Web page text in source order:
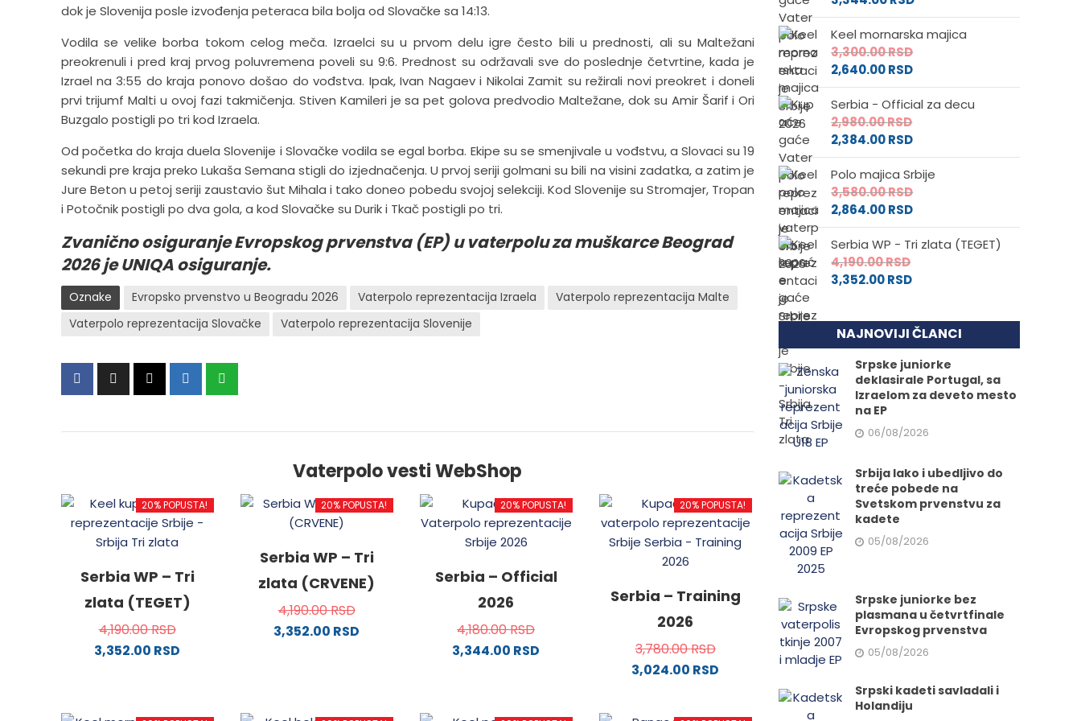
dok je Slovenija posle izvođenja peteraca bila bolja od Slovačke sa 14:13.
Vodila se velike borba tokom celog meča. Izraelci su u prvom delu igre često bili u prednosti, ali su Maltežani
preokrenuli i pred kraj prvog poluvremena poveli su 9:6. Prednost su održavali sve do poslednje četvrtine, kada je
Izrael na 3:55 do kraja ponovo došao do vođstva. Ipak, Ivan Nagaev i Nikolai Zamit su režirali novi preokret i doneli
prvi trijumf Malti u ovoj fazi takmičenja. Stiven Kamileri je sa pet golova predvodio Maltežane, dok su Amir Šarif i Ori
Buzgalo postigli po tri kod Izraela.
Od početka do kraja duela Slovenije i Slovačke vodila se egal borba. Ekipe su se smenjivale u vođstvu, a Slovaci su 19
sekundi pre kraja preko Lukaša Semana stigli do izjednačenja. U prvoj seriji golmani su bili na visini zadatka, a zatim je
Jure Beton u petoj seriji zaustavio šut Mihala i tako doneo pobedu svojoj selekciji. Kod Slovenije su Stromajer, Tropan
i Potočnik postigli po dva gola, a kod Slovačke su Durik i Tkač postigli po tri.
Zvanično osiguranje Evropskog prvenstva (EP) u vaterpolu za muškarce Beograd
2026 je UNIQA osiguranje.
Oznake Evropsko prvenstvo u Beogradu 2026 Vaterpolo reprezentacija Izraela
Vaterpolo reprezentacija Malte
Vaterpolo reprezentacija Slovačke
Vaterpolo reprezentacija Slovenije
Vaterpolo vesti WebShop
20% POPUSTA!
Serbia WP – Tri
zlata (TEGET)
4,190.00RSD
3,352.00 RSD
20% POPUSTA!
Serbia WP – Tri
zlata (CRVENE)
4,190.00RSD
3,352.00 RSD
20% POPUSTA!
Serbia – Official
2026
4,180.00RSD
3,344.00 RSD
20% POPUSTA!
Serbia – Training
2026
3,780.00RSD
3,024.00 RSD
Keel mornarska majica
3,300.00RSD
2,640.00RSD
Serbia - Official za decu
2,980.00RSD
2,384.00RSD
Polo majica Srbije
3,580.00RSD
2,864.00RSD
Serbia WP - Tri zlata (TEGET)
4,190.00RSD
3,352.00RSD
NAJNOVIJI ČLANCI
Srpske juniorke
deklasirale Portugal, sa
Izraelom za deveto mesto
na EP
06/08/2026
Srbija lako i ubedljivo do
treće pobede na
Svetskom prvenstvu za
kadete
05/08/2026
Srpske juniorke bez
plasmana u četvrtfinale
Evropskog prvenstva
05/08/2026
Srpski kadeti savladali i
Holandiju